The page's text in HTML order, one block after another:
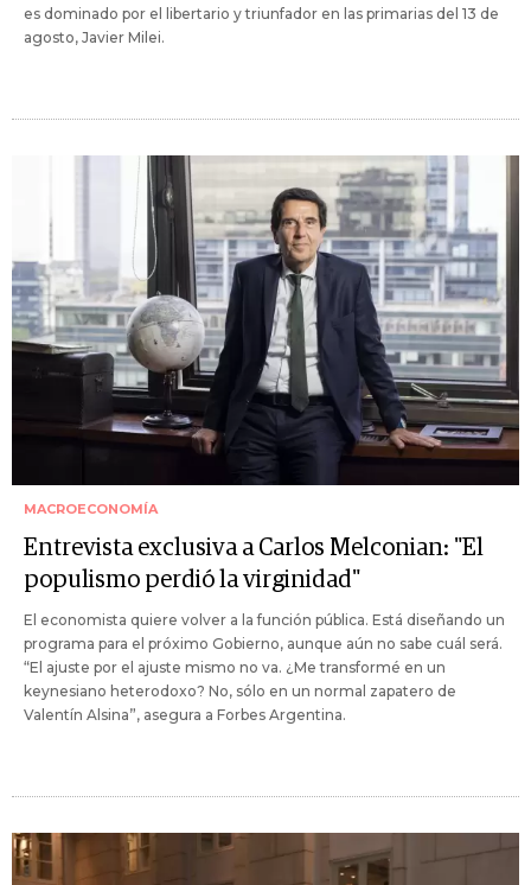
es dominado por el libertario y triunfador en las primarias del 13 de
agosto, Javier Milei.
MACROECONOMÍA
Entrevista exclusiva a Carlos Melconian: "El
populismo perdió la virginidad"
El economista quiere volver a la función pública. Está diseñando un
programa para el próximo Gobierno, aunque aún no sabe cuál será.
“El ajuste por el ajuste mismo no va. ¿Me transformé en un
keynesiano heterodoxo? No, sólo en un normal zapatero de
Valentín Alsina”, asegura a Forbes Argentina.